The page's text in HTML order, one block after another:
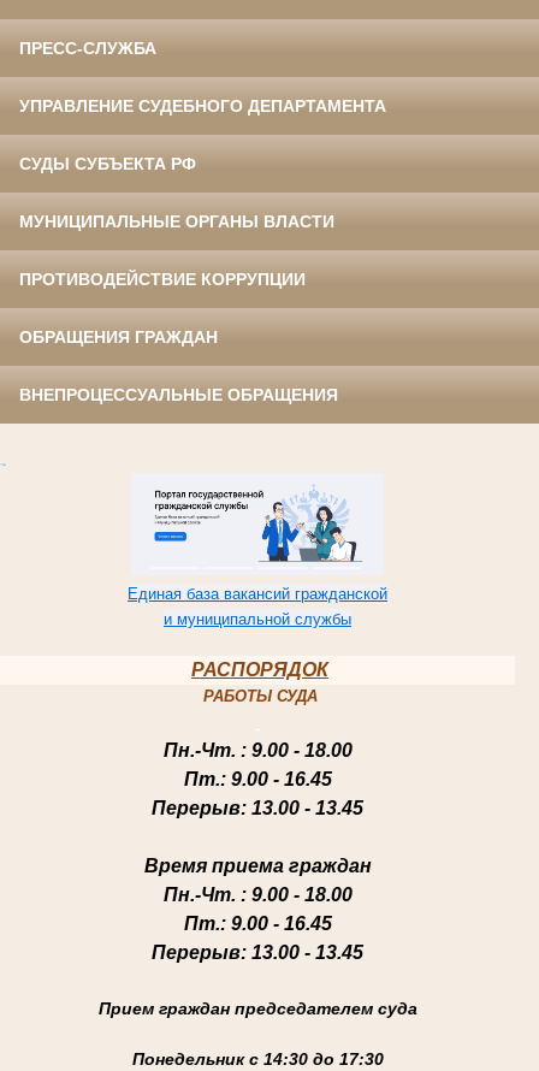
ПРЕСС-СЛУЖБА
УПРАВЛЕНИЕ СУДЕБНОГО ДЕПАРТАМЕНТА
СУДЫ СУБЪЕКТА РФ
МУНИЦИПАЛЬНЫЕ ОРГАНЫ ВЛАСТИ
ПРОТИВОДЕЙСТВИЕ КОРРУПЦИИ
ОБРАЩЕНИЯ ГРАЖДАН
ВНЕПРОЦЕССУАЛЬНЫЕ ОБРАЩЕНИЯ
Единая база вакансий гражданской
и муниципальной службы
РАСПОРЯДОК
РАБОТЫ СУДА
Пн.-Чт. : 9.00 - 18.00
Пт.: 9.00 - 16.45
Перерыв: 13.00 - 13.45
Время приема граждан
Пн.-Чт. : 9.00 - 18.00
Пт.: 9.00 - 16.45
Перерыв: 13.00 - 13.45
Прием граждан председателем суда
Понедельник с 14:30 до 17:30